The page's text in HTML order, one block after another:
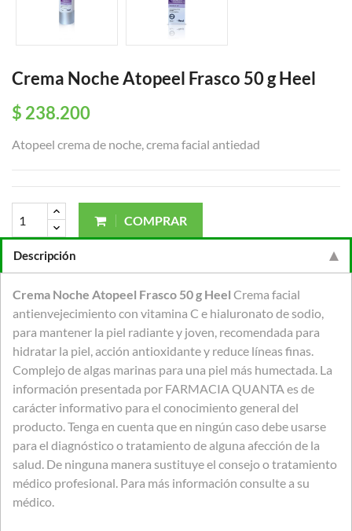
Crema Noche Atopeel Frasco 50 g Heel
$ 238.200
Atopeel crema de noche, crema facial antiedad
COMPRAR
Descripción
Crema Noche Atopeel Frasco 50 g Heel Crema facial
antienvejecimiento con vitamina C e hialuronato de sodio,
para mantener la piel radiante y joven, recomendada para
hidratar la piel, acción antioxidante y reduce líneas finas.
Complejo de algas marinas para una piel más humectada. La
información presentada por FARMACIA QUANTA es de
carácter informativo para el conocimiento general del
producto. Tenga en cuenta que en ningún caso debe usarse
para el diagnóstico o tratamiento de alguna afección de la
salud. De ninguna manera sustituye el consejo o tratamiento
médico profesional. Para más información consulte a su
médico.